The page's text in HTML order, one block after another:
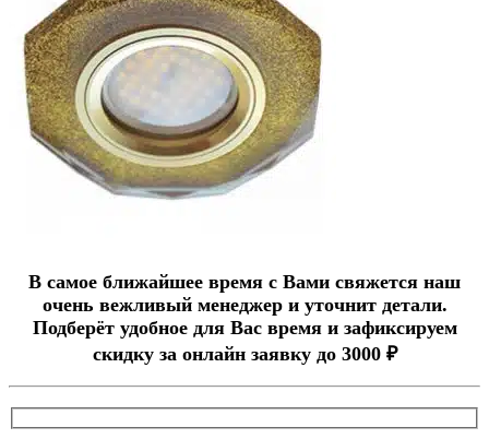
В самое ближайшее время с Вами свяжется наш
очень вежливый менеджер и уточнит детали.
Подберёт удобное для Вас время и зафиксируем
скидку за онлайн заявку до 3000 ₽